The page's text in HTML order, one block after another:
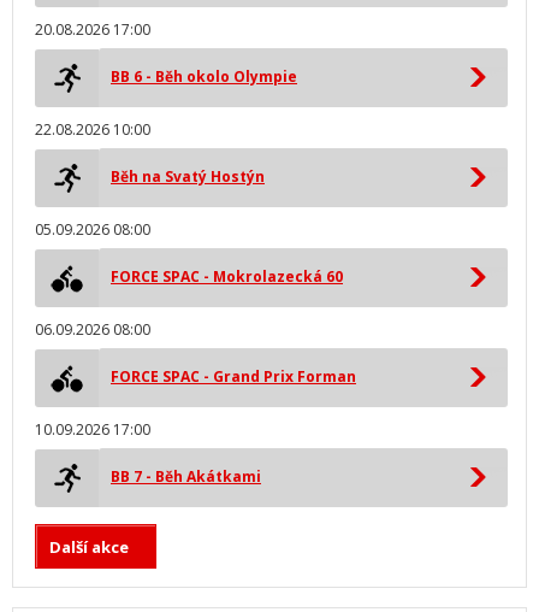
20.08.2026 17:00
BB 6 - Běh okolo Olympie
22.08.2026 10:00
Běh na Svatý Hostýn
05.09.2026 08:00
FORCE SPAC - Mokrolazecká 60
06.09.2026 08:00
FORCE SPAC - Grand Prix Forman
10.09.2026 17:00
BB 7 - Běh Akátkami
Další akce